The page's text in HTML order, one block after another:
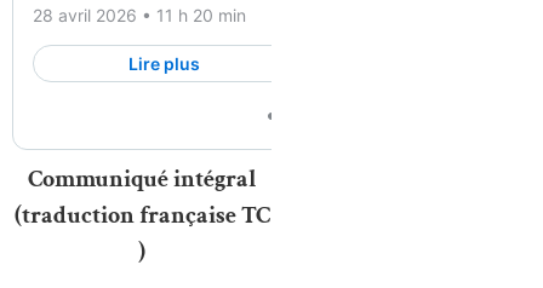
Communiqué intégral
(traduction française TC
)